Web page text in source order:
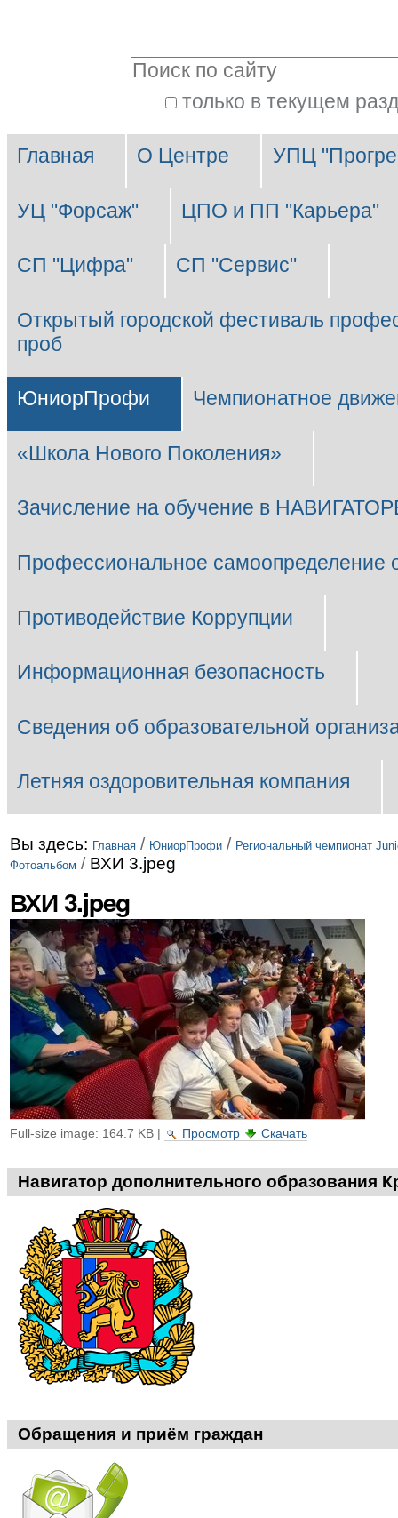
содержимому.
Перейти
навигации
только в текущем
поиск
Разделы
Главная О Центре УПЦ
УЦ "Форсаж" ЦПО и ПП "Карьера"
СП "Цифра" СП "Сервис"
Открытый городской фестиваль
проб
ЮниорПрофи Чемпионатное
«Школа Нового Поколения»
Зачисление на обучение в
Профессиональное самоопределение
Противодействие Коррупции
Информационная безопасность
Сведения об образовательной
Летняя оздоровительная компания
Вы здесь: Главная / ЮниорПрофи / Региональный чемпионат
Фотоальбом / ВХИ 3.jpeg
ВХИ 3.jpeg
Full-size image: 164.7 KB| Просмотр Скачать
Навигатор дополнительного образования
Обращения и приём граждан